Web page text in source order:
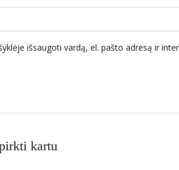
išsaugoti vardą, el. pašto adresą ir
kartu